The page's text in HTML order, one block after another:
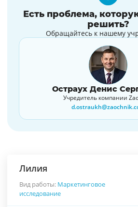
Есть проблема,
решить?
Обращайтесь к нашему
Остраух Денис
Учредитель компании
Лилия
Вид работы: Маркетинговое
исследование